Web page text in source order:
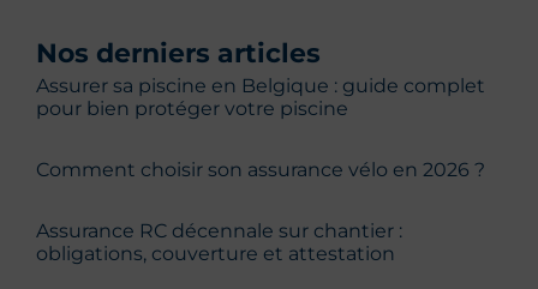
Nos derniers articles
Assurer sa piscine en Belgique : guide complet
pour bien protéger votre piscine
Comment choisir son assurance vélo en 2026 ?
Assurance RC décennale sur chantier :
obligations, couverture et attestation